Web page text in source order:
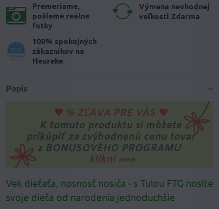
Premeriame,
pošleme reálne
fotky
Výmena nevhodnej
veľkosti Zdarma
100% spokojných
zákazníkov na
Heureke
Popis
Vek dieťaťa, nosnosť nosiča - s Tulou FTG nosíte
svoje dieťa od narodenia jednoduchšie